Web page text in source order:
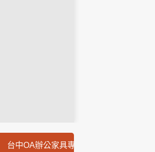
台中OA辦公家具專人到場免費丈量規劃,